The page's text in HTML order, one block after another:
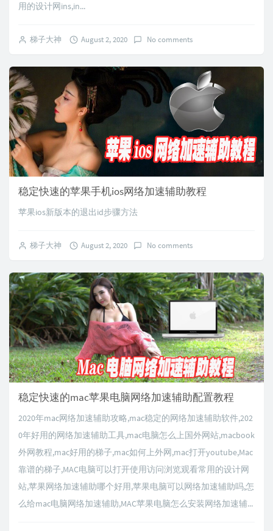
用的设计网ins,in...
梯子大神 August 2, 2020 No comments
稳定快速的苹果手机ios网络加速辅助教程
苹果ios新版本的退出id步骤方法
梯子大神 August 2, 2020 No comments
稳定快速的mac苹果电脑网络加速辅助配置教程
2020年mac网络加速辅助攻略,mac稳定的网络加速辅助软件,202
0年好用的网络加速辅助工具,mac电脑怎么上国外网站,macbook
外网教程,mac好用的梯子,mac如何上外网,mac打开youtube,Mac
靠谱的梯子,MAC电脑可以打开使用访问浏览观看常用的设计网
站,苹果网络加速辅助哪个好用,苹果电脑可以网络加速辅助吗,怎
么给mac电脑网络加速辅助,MAC苹果电脑怎么安装网络加速辅...